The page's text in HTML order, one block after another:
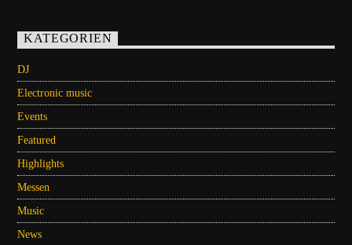
KATEGORIEN
DJ
Electronic music
Events
Featured
Highlights
Messen
Music
News